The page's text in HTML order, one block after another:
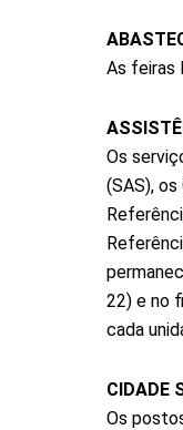
As feiras
Os
(SAS),
22) e no
cada
CIDADE
Os